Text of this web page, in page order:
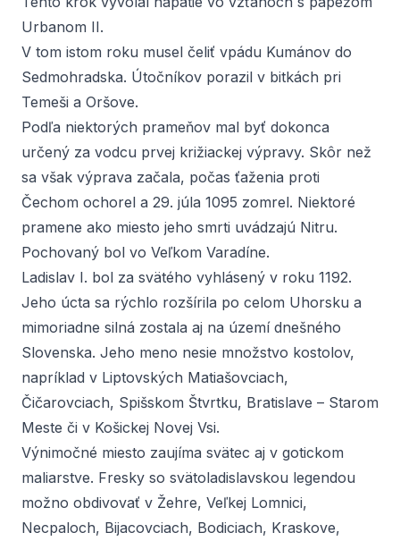
Urbanom II.
V tom istom roku musel čeliť vpádu Kumánov do
Sedmohradska. Útočníkov porazil v bitkách pri
Temeši a Oršove.
Podľa niektorých prameňov mal byť dokonca
určený za vodcu prvej križiackej výpravy. Skôr než
sa však výprava začala, počas ťaženia proti
Čechom ochorel a 29. júla 1095 zomrel. Niektoré
pramene ako miesto jeho smrti uvádzajú Nitru.
Pochovaný bol vo Veľkom Varadíne.
Ladislav I. bol za svätého vyhlásený v roku 1192.
Jeho úcta sa rýchlo rozšírila po celom Uhorsku a
mimoriadne silná zostala aj na území dnešného
Slovenska. Jeho meno nesie množstvo kostolov,
napríklad v Liptovských Matiašovciach,
Čičarovciach, Spišskom Štvrtku, Bratislave – Starom
Meste či v Košickej Novej Vsi.
Výnimočné miesto zaujíma svätec aj v gotickom
maliarstve. Fresky so svätoladislavskou legendou
možno obdivovať v Žehre, Veľkej Lomnici,
Necpaloch, Bijacovciach, Bodiciach, Kraskove,